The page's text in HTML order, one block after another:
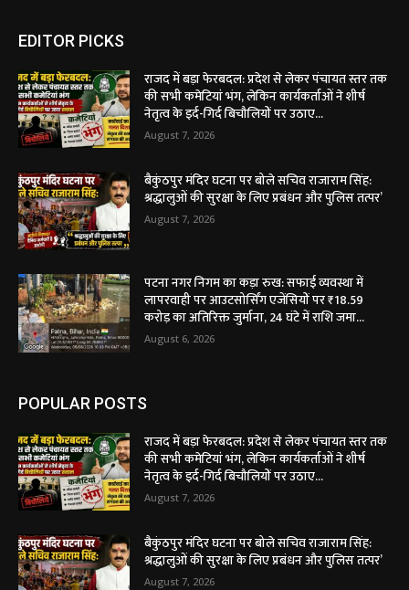
EDITOR PICKS
राजद में बड़ा फेरबदल: प्रदेश से लेकर पंचायत स्तर तक
की सभी कमेटियां भंग, लेकिन कार्यकर्ताओं ने शीर्ष
नेतृत्व के इर्द-गिर्द बिचौलियों पर उठाए...
August 7, 2026
बैकुंठपुर मंदिर घटना पर बोले सचिव राजाराम सिंह:
श्रद्धालुओं की सुरक्षा के लिए प्रबंधन और पुलिस तत्पर’
August 7, 2026
पटना नगर निगम का कड़ा रुख: सफाई व्यवस्था में
लापरवाही पर आउटसोर्सिंग एजेंसियों पर ₹18.59
करोड़ का अतिरिक्त जुर्माना, 24 घंटे में राशि जमा...
August 6, 2026
POPULAR POSTS
राजद में बड़ा फेरबदल: प्रदेश से लेकर पंचायत स्तर तक
की सभी कमेटियां भंग, लेकिन कार्यकर्ताओं ने शीर्ष
नेतृत्व के इर्द-गिर्द बिचौलियों पर उठाए...
August 7, 2026
बैकुंठपुर मंदिर घटना पर बोले सचिव राजाराम सिंह:
श्रद्धालुओं की सुरक्षा के लिए प्रबंधन और पुलिस तत्पर’
August 7, 2026